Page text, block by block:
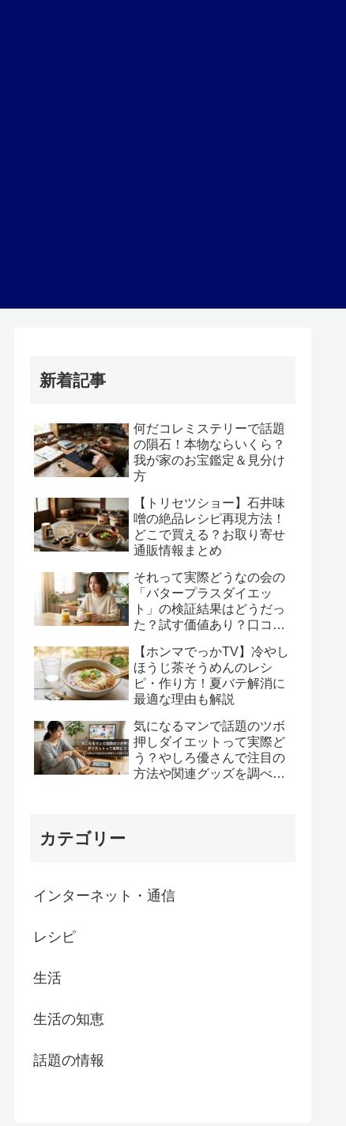
新着記事
何だコレミステリーで話題
の隕石！本物ならいくら？
我が家のお宝鑑定＆見分け
方
【トリセツショー】石井味
噌の絶品レシピ再現方法！
どこで買える？お取り寄せ
通販情報まとめ
それって実際どうなの会の
「バタープラスダイエッ
ト」の検証結果はどうだっ
た？試す価値あり？口コミ
【ホンマでっかTV】冷やし
ほうじ茶そうめんのレシ
ピ・作り方！夏バテ解消に
最適な理由も解説
気になるマンで話題のツボ
押しダイエットって実際ど
う？やしろ優さんで注目の
方法や関連グッズを調べて
カテゴリー
インターネット・通信
レシピ
生活
生活の知恵
話題の情報